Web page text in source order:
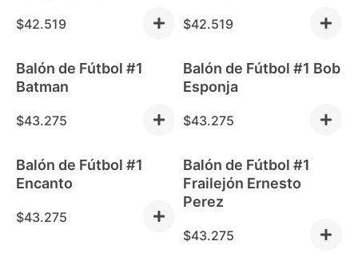
$42.519 $42.519
Out of stock
Balón de Fútbol #1
Batman
$43.275
Out of stock
Balón de Fútbol #1 Bob
Esponja
$43.275
Out of stock
Balón de Fútbol #1
Encanto
$43.275
Out of stock
Balón de Fútbol #1
Frailejón Ernesto
Perez
$43.275